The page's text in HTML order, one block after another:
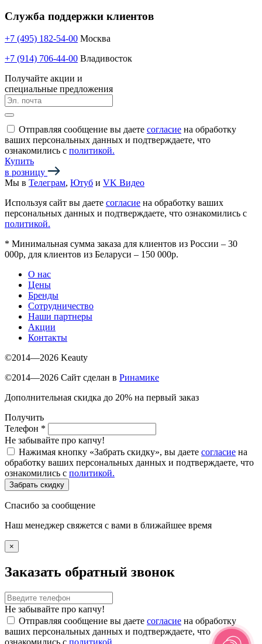
Служба поддержки клиентов
+7 (495) 182-54-00 Москва
+7 (914) 706-44-00 Владивосток
Получайте акции и
специальные предложения
Отправляя сообщение вы даете согласие на обработку
ваших персональных данных и подтверждаете, что
ознакомились с политикой.
Купить
в розницу
Мы в Телеграм, Ютуб и VK Видео
Используя сайт вы даете согласие на обработку ваших
персональных данных и подтверждаете, что ознакомились с
политикой.
* Минимальная сумма заказа для клиентов из России – 30
000р, для клиентов из Беларуси – 150 000р.
О нас
Цены
Бренды
Сотрудничество
Наши партнеры
Акции
Контакты
©2014—2026 Keauty
©2014—2026 Сайт сделан в Ринамике
Дополнительная скидка до 20% на первый заказ
Получить
Телефон *
Не забывайте про капчу!
Нажимая кнопку «Забрать скидку», вы даете согласие на
обработку ваших персональных данных и подтверждаете, что
ознакомились с политикой.
Забрать скидку
Спасибо за сообщение
Наш менеджер свяжется с вами в ближайшее время
×
Заказать обратный звонок
Не забывайте про капчу!
Отправляя сообщение вы даете согласие на обработку
ваших персональных данных и подтверждаете, что